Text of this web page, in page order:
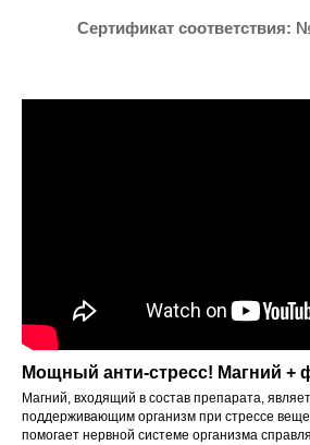
Сертификат соответствия:
Мощный анти-стресс! Магний +
Магний, входящий в состав препарата,
поддерживающим организм при стрессе
помогает нервной системе организма